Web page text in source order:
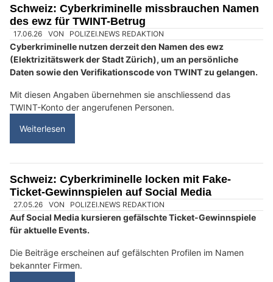
KEG GmbH: Wärmepumpe, Photovoltaik und Klimatechnik aus einer Hand